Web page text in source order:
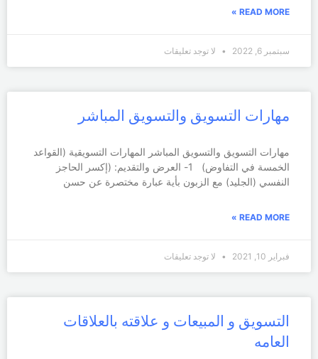
READ MORE »
سبتمبر 6, 2022 لا توجد تعليقات
مهارات التسويق والتسويق المباشر
مهارات التسويق والتسويق المباشر المهارات التسويقية (القواعد
الخمسة في التفاوض) 1- العرض والتقديم: (إكسر الحاجز
النفسي (الجليد) مع الزبون بأية عبارة مختصرة عن حسن
READ MORE »
فبراير 10, 2021 لا توجد تعليقات
التسويق و المبيعات و علاقته بالعلاقات
العامه